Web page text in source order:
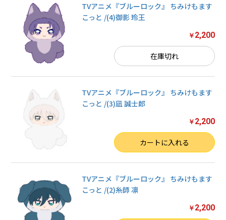
TVアニメ『ブルーロック』 ちみけもます
こっと /(4)御影 玲王
￥ 2,200
在庫切れ
TVアニメ『ブルーロック』 ちみけもます
こっと /(3)凪 誠士郎
￥ 2,200
カートに入れる
TVアニメ『ブルーロック』 ちみけもます
こっと /(2)糸師 凛
￥ 2,200